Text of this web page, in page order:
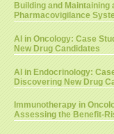
Building and Maintaining
Pharmacovigilance
AI in Oncology: Case
New Drug Candidates
AI in Endocrinology:
Discovering New Drug
Immunotherapy in
Assessing the Benefit-